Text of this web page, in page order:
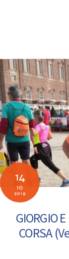
14
10
2019
GIORGIO
CORSA